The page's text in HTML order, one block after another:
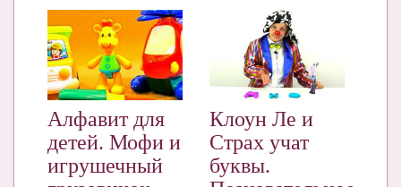
РАЗВИТИЕ
ВОПРОС-ОТВЕТ
КНИГИ
Рекомендовано
Алфавит для
детей. Мофи и
игрушечный
Клоун Ле и
Страх учат
буквы.